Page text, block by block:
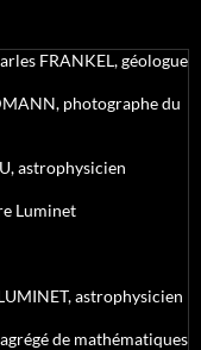
FRANKEL, géologue
photographe du
astrophysicien
Luminet
astrophysicien
de mathématiques